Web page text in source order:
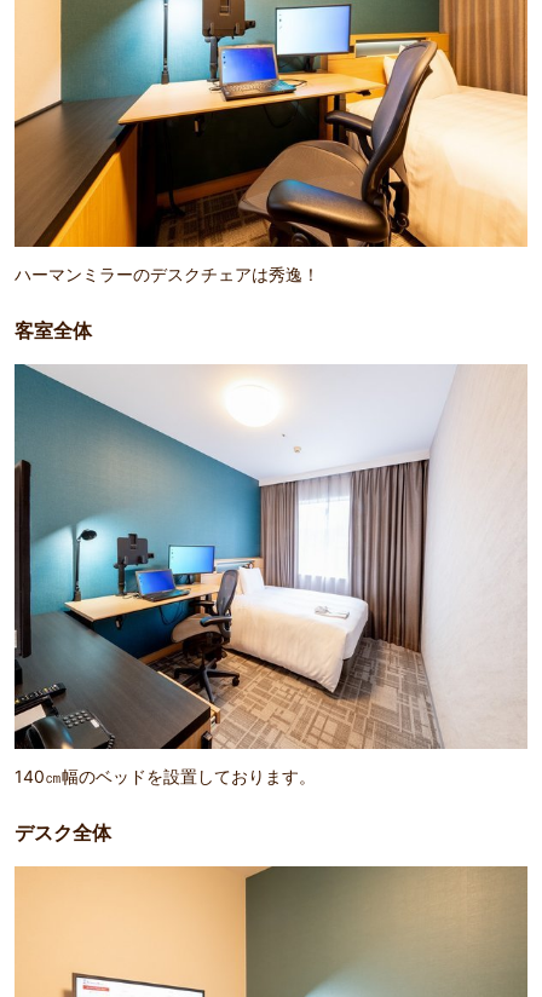
ハーマンミラーのデスクチェアは秀逸！
客室全体
140㎝幅のベッドを設置しております。
デスク全体